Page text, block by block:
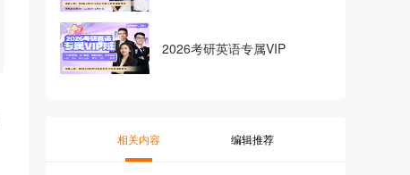
2026考研英语专属VIP
相关内容 编辑推荐